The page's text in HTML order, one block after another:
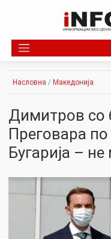
Насловна / Македонија
Димитpoв со
Преговара по
Бугарија –